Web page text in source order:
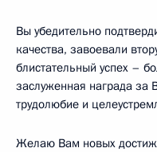
Вы убедительно
качества, завоевали
блистательный успех –
заслуженная награда за
трудолюбие и
Желаю Вам новых